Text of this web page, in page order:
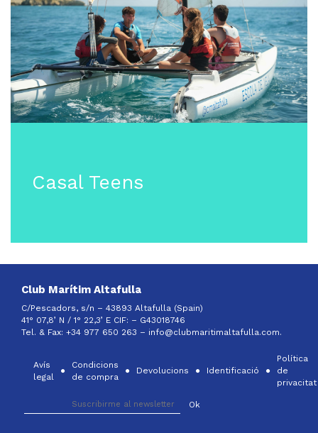
Casal Teens
Club Marítim Altafulla
C/Pescadors, s/n – 43893 Altafulla (Spain)
41° 07,8’ N / 1° 22,3’ E CIF: – G43018746
Tel. & Fax: +34 977 650 263 – info@clubmaritimaltafulla.com.
Avís
legal
Condicions
de compra
Devolucions Identificació
Política
de
privacitat